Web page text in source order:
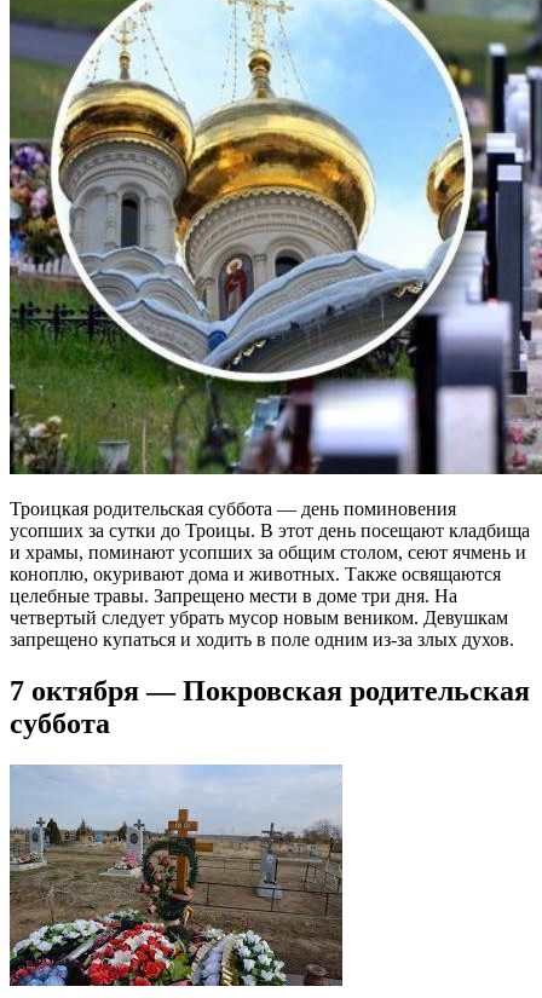
Троицкая родительская суббота — день поминовения
усопших за сутки до Троицы. В этот день посещают кладбища
и храмы, поминают усопших за общим столом, сеют ячмень и
коноплю, окуривают дома и животных. Также освящаются
целебные травы. Запрещено мести в доме три дня. На
четвертый следует убрать мусор новым веником. Девушкам
запрещено купаться и ходить в поле одним из-за злых духов.
7 октября — Покровская родительская
суббота